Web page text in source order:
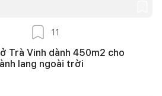
11
Trà Vinh dành 450m2 cho
lang ngoài trời